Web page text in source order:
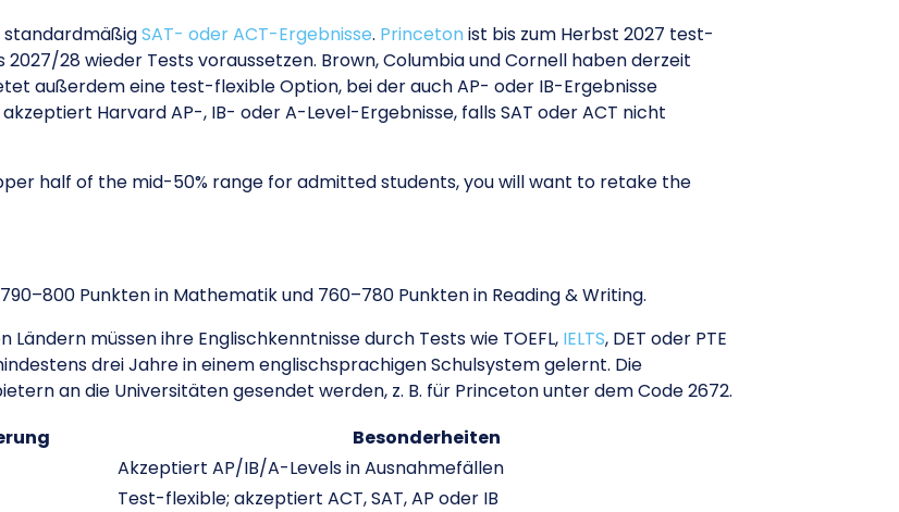
standardmäßigSAT- oder ACT-Ergebnisse. Princetonist bis zum Herbst 2027 test-
28 wieder Tests voraussetzen. Brown, Columbia und Cornell haben derzeit
außerdem eine test-flexible Option, bei der auch AP- oder IB-Ergebnisse
Harvard AP-, IB- oder A-Level-Ergebnisse, falls SAT oder ACT nicht
half of the mid-50% range for admitted students, you will want to retake the
Punkten in Mathematik und 760–780 Punkten in Reading & Writing.
müssen ihre Englischkenntnisse durch Tests wie TOEFL, IELTS, DET oder PTE
drei Jahre in einem englischsprachigen Schulsystem gelernt. Die
an die Universitäten gesendet werden, z. B. für Princeton unter dem Code 2672.
Besonderheiten
Akzeptiert AP/IB/A-Levels in Ausnahmefällen
Test-flexible; akzeptiert ACT, SAT, AP oder IB